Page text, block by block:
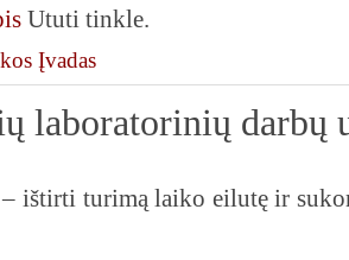
Ututi tinkle.
Įvadas
laboratorinių darbų
ištirti turimą laiko eilutę ir